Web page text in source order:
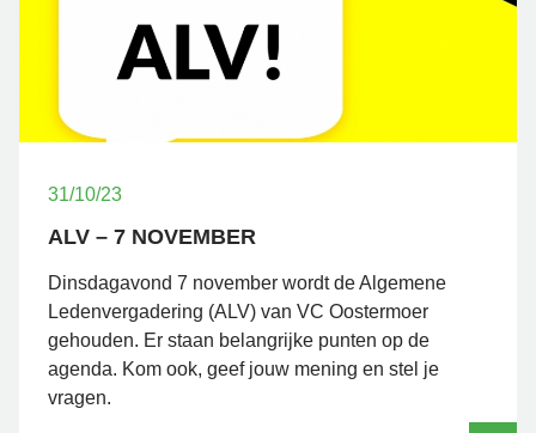
31/10/23
ALV – 7 NOVEMBER
Dinsdagavond 7 november wordt de Algemene
Ledenvergadering (ALV) van VC Oostermoer
gehouden. Er staan belangrijke punten op de
agenda. Kom ook, geef jouw mening en stel je
vragen.